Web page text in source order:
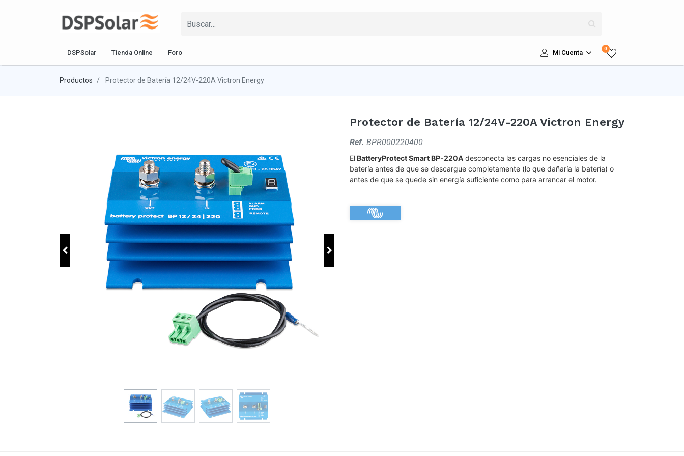
DSPSolar Tienda Online Foro Mi Cuenta
0
Productos Protector de Batería 12/24V-220A Victron Energy
Protector de Batería 12/24V-220A Victron Energy
Ref. BPR000220400
ElBatteryProtect Smart BP-220A desconecta las cargas no esenciales de la
batería antes de que se descargue completamente (lo que dañaría la batería) o
antes de que se quede sin energía suficiente como para arrancar el motor.